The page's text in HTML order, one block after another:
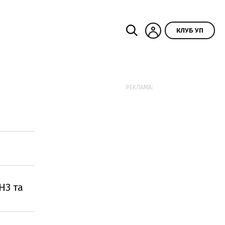
КЛУБ УП
та
РЕКЛАМА: